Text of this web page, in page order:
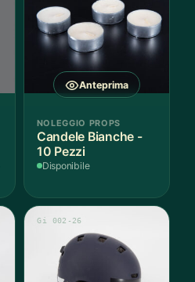
Anteprima
NOLEGGIO PROPS
Candele Bianche -
10 Pezzi
Disponibile
Gi 002-26